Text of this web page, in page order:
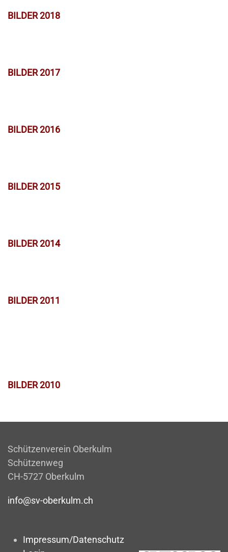
BILDER 2018
BILDER 2017
BILDER 2016
BILDER 2015
BILDER 2014
BILDER 2011
BILDER 2010
Schützenverein Oberkulm
Schützenweg
CH-5727 Oberkulm
info@sv-oberkulm.ch
Impressum/Datenschutz